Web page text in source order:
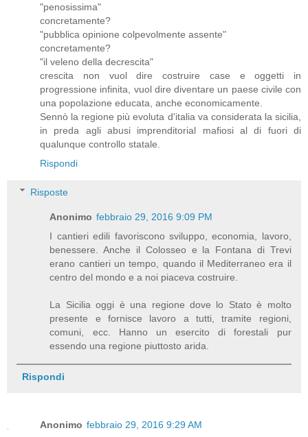
"penosissima"
concretamente?
"pubblica opinione colpevolmente assente"
concretamente?
"il veleno della decrescita"
crescita non vuol dire costruire case e oggetti in
progressione infinita, vuol dire diventare un paese civile con
una popolazione educata, anche economicamente.
Sennò la regione più evoluta d'italia va considerata la sicilia,
in preda agli abusi imprenditorial mafiosi al di fuori di
qualunque controllo statale.
Rispondi
Risposte
Anonimo febbraio 29, 2016 9:09 PM
I cantieri edili favoriscono sviluppo, economia, lavoro,
benessere. Anche il Colosseo e la Fontana di Trevi
erano cantieri un tempo, quando il Mediterraneo era il
centro del mondo e a noi piaceva costruire.
La Sicilia oggi è una regione dove lo Stato è molto
presente e fornisce lavoro a tutti, tramite regioni,
comuni, ecc. Hanno un esercito di forestali pur
essendo una regione piuttosto arida.
Rispondi
Anonimo febbraio 29, 2016 9:29 AM